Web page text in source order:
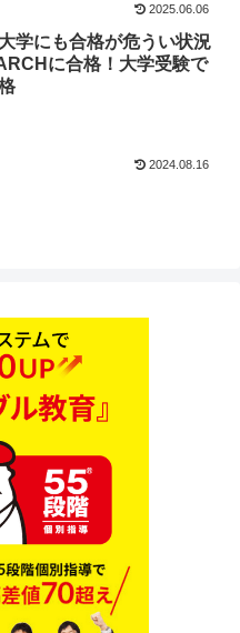
2025.06.06
学にも合格が危うい状況
に合格！大学受験で
2024.08.16